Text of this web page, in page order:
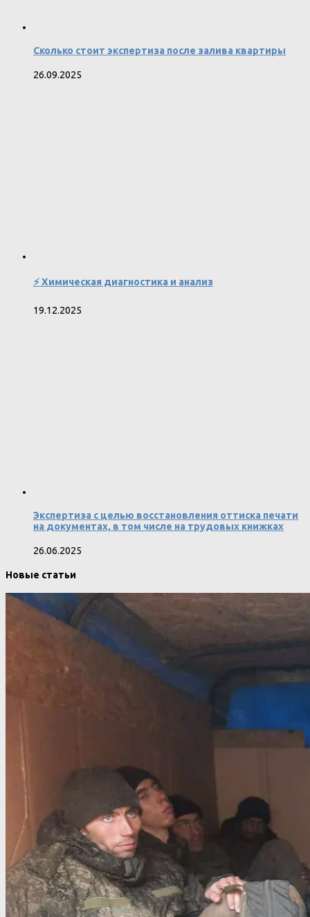
Сколько стоит экспертиза после залива квартиры
26.09.2025
⚡ Химическая диагностика и анализ
19.12.2025
Экспертиза с целью восстановления оттиска печати
на документах, в том числе на трудовых книжках
26.06.2025
Новые статьи